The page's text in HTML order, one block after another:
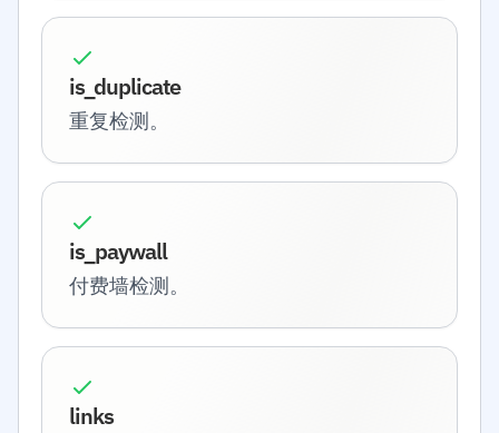
is_duplicate
重复检测。
is_paywall
付费墙检测。
links